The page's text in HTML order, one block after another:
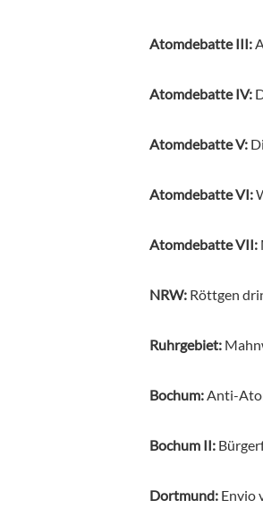
Atomdebatte III:
Atomdebatte IV:
Atomdebatte V:
Atomdebatte VI:
Atomdebatte VII:
NRW: Röttgen
Ruhrgebiet:
Bochum: Anti-
Bochum II:
Dortmund: Envio